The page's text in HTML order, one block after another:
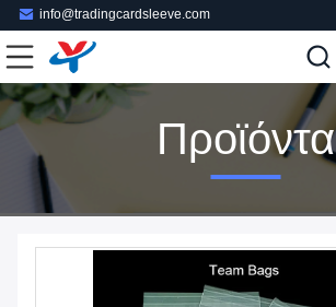
info@tradingcardsleeve.com
Προϊόντα